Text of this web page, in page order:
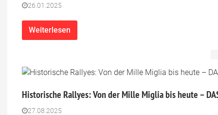
26.01.2025
Weiterlesen
Historische Rallyes: Von der Mille Miglia bis heute –
27.08.2025